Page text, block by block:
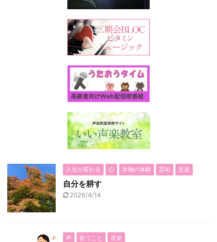
人生が変わる 心 本物の体験 芸術 音楽
自分を耕す
2026/4/14
声 歌うこと 音楽